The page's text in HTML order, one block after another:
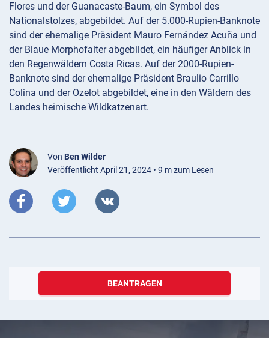
Flores und der Guanacaste-Baum, ein Symbol des
Nationalstolzes, abgebildet. Auf der 5.000-Rupien-Banknote
sind der ehemalige Präsident Mauro Fernández Acuña und
der Blaue Morphofalter abgebildet, ein häufiger Anblick in
den Regenwäldern Costa Ricas. Auf der 2000-Rupien-
Banknote sind der ehemalige Präsident Braulio Carrillo
Colina und der Ozelot abgebildet, eine in den Wäldern des
Landes heimische Wildkatzenart.
Von Ben Wilder
Veröffentlicht April 21, 2024 • 9 m zum Lesen
BEANTRAGEN